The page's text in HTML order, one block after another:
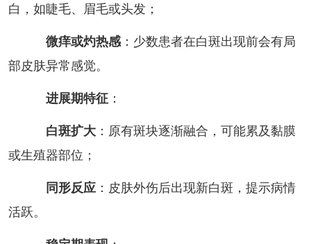
白，如睫毛、眉毛或头发；
微痒或灼热感：少数患者在白斑出现前会有局
部皮肤异常感觉。
进展期特征：
白斑扩大：原有斑块逐渐融合，可能累及黏膜
或生殖器部位；
同形反应：皮肤外伤后出现新白斑，提示病情
活跃。